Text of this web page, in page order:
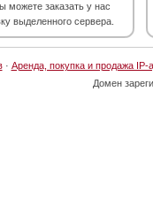
можете заказать у нас
выделенного сервера.
· Аренда, покупка и продажа IP-
Домен